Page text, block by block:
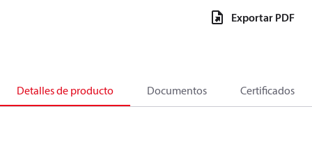
Exportar PDF
Detalles de producto Documentos Certificados